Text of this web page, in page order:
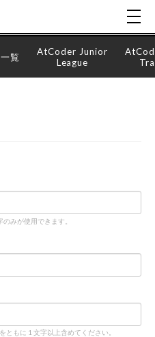
覧
AtCoder Junior
League
みが使用できます。
ともに 1 文字以上含めてください。